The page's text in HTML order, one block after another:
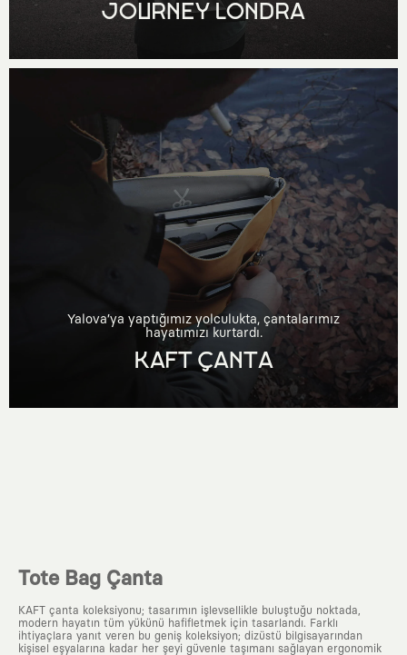
JOURNEY LONDRA
Yalova’ya yaptığımız yolculukta, çantalarımız
hayatımızı kurtardı.
KAFT ÇANTA
Tote Bag Çanta
KAFT çanta koleksiyonu; tasarımın işlevsellikle buluştuğu noktada,
modern hayatın tüm yükünü hafifletmek için tasarlandı. Farklı
ihtiyaçlara yanıt veren bu geniş koleksiyon; dizüstü bilgisayarından
kişisel eşyalarına kadar her şeyi güvenle taşımanı sağlayan ergonomik